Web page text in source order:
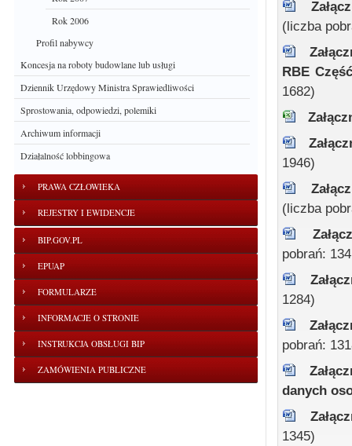
Rok 2006
Profil nabywcy
Koncesja na roboty budowlane lub usługi
Dziennik Urzędowy Ministra Sprawiedliwości
Sprostowania, odpowiedzi, polemiki
Archiwum informacji
Działalność lobbingowa
PRAWA CZŁOWIEKA
REJESTRY I EWIDENCJE
BIP.GOV.PL
EPUAP
FORMULARZE
INFORMACJE O STRONIE
INSTRUKCJA OBSŁUGI BIP
ZAMÓWIENIA PUBLICZNE
(liczba
RBE
1682)
1946)
(liczba
pobrań:
1284)
pobrań:
danych
1345)